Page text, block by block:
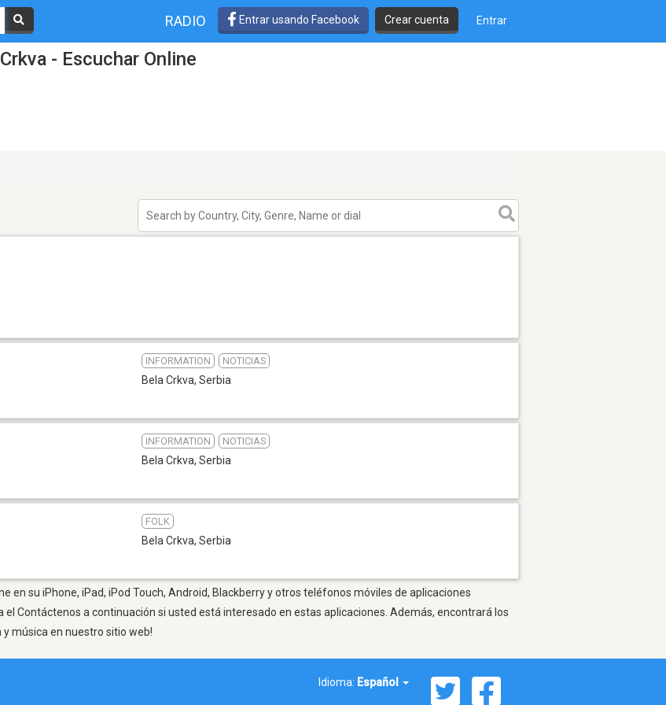
RADIO Entrar usando Facebook Crear cuenta Entrar
- Escuchar Online
INFORMATION NOTICIAS
Bela Crkva, Serbia
INFORMATION NOTICIAS
Bela Crkva, Serbia
FOLK
Bela Crkva, Serbia
en su iPhone, iPad, iPod Touch, Android, Blackberry y otros teléfonos móviles de aplicaciones
Contáctenos a continuación si usted está interesado en estas aplicaciones. Además, encontrará los
música en nuestro sitio web!
Idioma: Español